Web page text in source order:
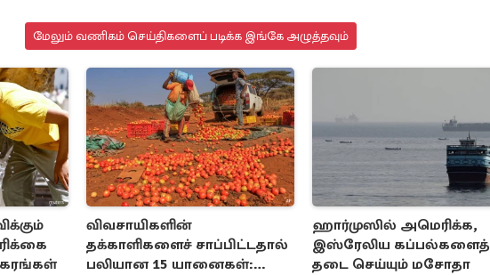
மேலும் வணிகம் செய்திகளைப் படிக்க இங்கே அழுத்தவும்
விவசாயிகளின்
தக்காளிகளைச் சாப்பிட்டதால்
பலியான 15 யானைகள்:
ஹார்முஸில் அமெரிக்க,
இஸ்ரேலிய கப்பல்களைத்
தடை செய்யும் மசோதா